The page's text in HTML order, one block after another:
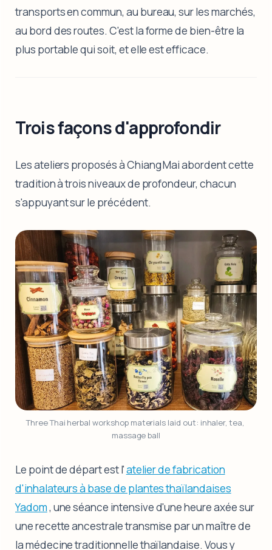
transports en commun, au bureau, sur les marchés,
au bord des routes. C'est la forme de bien-être la
plus portable qui soit, et elle est efficace.
Trois façons d'approfondir
Les ateliers proposés à Chiang Mai abordent cette
tradition à trois niveaux de profondeur, chacun
s'appuyant sur le précédent.
Three Thai herbal workshop materials laid out: inhaler, tea,
massage ball
Le point de départ est l'atelier de fabrication
d'inhalateurs à base de plantes thaïlandaises
Yadom, une séance intensive d'une heure axée sur
une recette ancestrale transmise par un maître de
la médecine traditionnelle thaïlandaise. Vous y